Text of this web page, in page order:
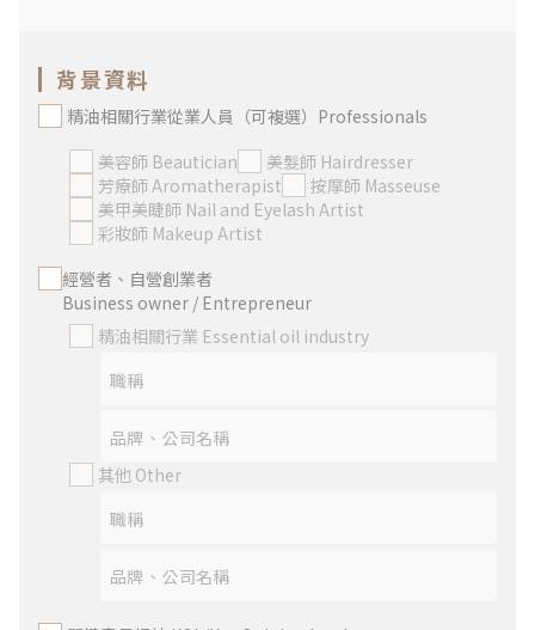
背景資料
精油相關行業從業人員（可複選）Professionals
美容師 Beautician
美髮師 Hairdresser
芳療師 Aromatherapist
按摩師 Masseuse
美甲美睫師 Nail and Eyelash Artist
彩妝師 Makeup Artist
經營者、自營創業者
Business owner / Entrepreneur
精油相關行業 Essential oil industry
其他 Other